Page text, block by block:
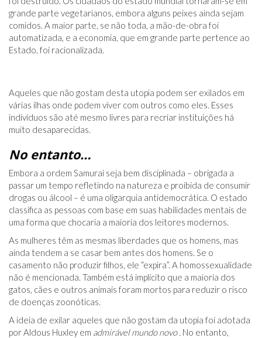
grande parte vegetarianos, embora alguns peixes ainda sejam
comidos. A maior parte, se não toda, a mão-de-obra foi
automatizada, e a economia, que em grande parte pertence ao
Estado, foi racionalizada.
Aqueles que não gostam desta utopia podem ser exilados em
várias ilhas onde podem viver com outros como eles. Esses
indivíduos são até mesmo livres para recriar instituições há
muito desaparecidas.
No entanto…
Embora a ordem Samurai seja bem disciplinada – obrigada a
passar um tempo refletindo na natureza e proibida de consumir
drogas ou álcool – é uma oligarquia antidemocrática. O estado
classifica as pessoas com base em suas habilidades mentais de
uma forma que chocaria a maioria dos leitores modernos.
As mulheres têm as mesmas liberdades que os homens, mas
ainda tendem a se casar bem antes dos homens. Se o
casamento não produzir filhos, ele “expira”. A homossexualidade
não é mencionada. Também está implícito que a maioria dos
gatos, cães e outros animais foram mortos para reduzir o risco
de doenças zoonóticas.
A ideia de exilar aqueles que não gostam da utopia foi adotada
por Aldous Huxley em admirável mundo novo . No entanto,